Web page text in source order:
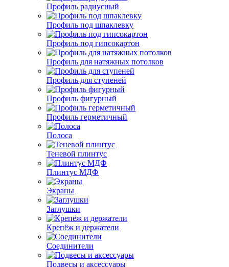
Профиль радиусный
Профиль под шпаклевку
Профиль под гипсокартон
Профиль для натяжных потолков
Профиль для ступеней
Профиль фигурный
Профиль герметичный
Полоса
Теневой плинтус
Плинтус МДФ
Экраны
Заглушки
Крепёж и держатели
Соединители
Подвесы и аксессуары